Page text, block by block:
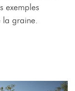
exemples
la graine.